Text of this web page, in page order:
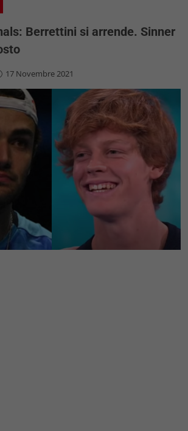
Berrettini si arrende. Sinner
17 Novembre 2021